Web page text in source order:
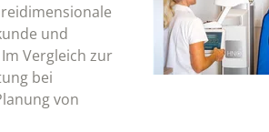
und
Vergleich zur
bei
von